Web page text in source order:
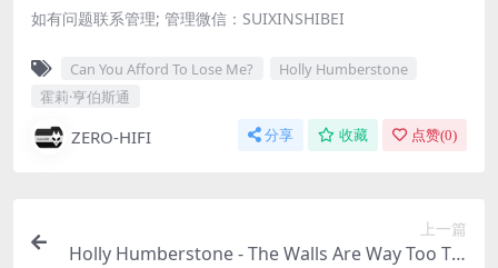
如有问题联系管理; 管理微信：SUIXINSHIBEI
Can You Afford To Lose Me?
Holly Humberstone
霍莉·亨伯斯通
ZERO-HIFI 分享 收藏 点赞(0)
上一篇
Holly Humberstone - The Walls Are Way Too Thi